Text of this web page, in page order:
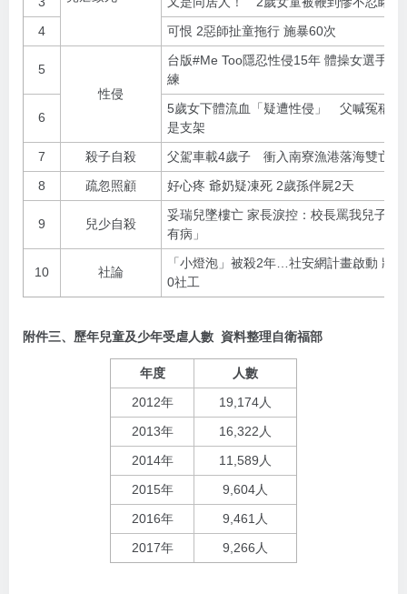
4
可恨 2惡師扯童拖行 施暴60次
5
性侵
台版#Me Too隱忍性侵15年 體操女選手 揭
練
6
5歲女下體流血「疑遭性侵」 父喊冤稱「
是支架
7
殺子自殺
父駕車載4歲子 衝入南寮漁港落海雙亡
8
疏忽照顧 好心疼 爺奶疑凍死 2歲孫伴屍2天
9 兒少自殺
妥瑞兒墜樓亡 家長淚控：校長罵我兒子「
有病」
10 社論
「小燈泡」被殺2年…社安網計畫啟動 將
0社工
附件三、歷年兒童及少年受虐人數 資料整理自衛福部
年度
人數
2012年
19,174人
2013年
16,322人
2014年
11,589人
2015年
9,604人
2016年
9,461人
2017年
9,266人